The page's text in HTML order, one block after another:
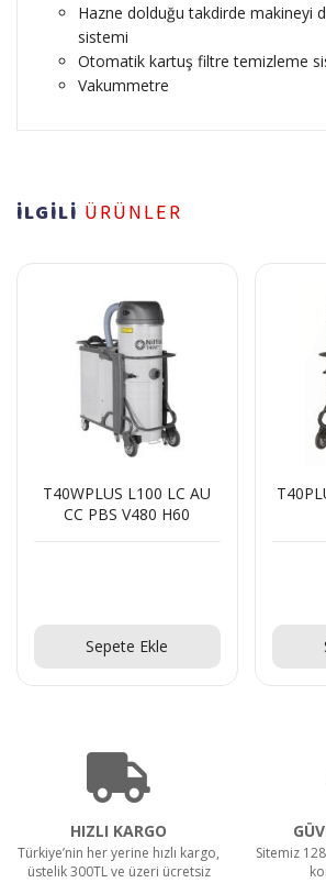
Hazne dolduğu takdirde makineyi
sistemi
Otomatik kartuş filtre temizleme
Vakummetre
İLGİLİ ÜRÜNLER
T40WPLUS L100 LC AU
CC PBS V480 H60
Sepete Ekle
HIZLI KARGO
Türkiye’nin her yerine hızlı kargo,
üstelik 300TL ve üzeri ücretsiz
Sitemiz